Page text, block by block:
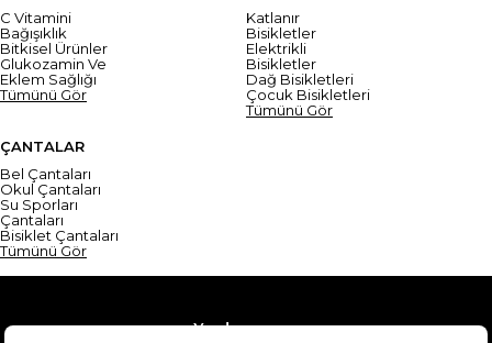
C Vitamini
Bağışıklık
Bitkisel Ürünler
Glukozamin Ve
Eklem Sağlığı
Tümünü Gör
Katlanır
Bisikletler
Elektrikli
Bisikletler
Dağ Bisikletleri
Çocuk Bisikletleri
Tümünü Gör
ÇANTALAR
Bel Çantaları
Okul Çantaları
Su Sporları
Çantaları
Bisiklet Çantaları
Tümünü Gör
Yardım